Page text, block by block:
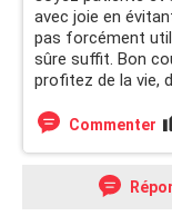
avec joie en
pas forcément
sûre suffit. Bon
profitez de la vie,
Commenter